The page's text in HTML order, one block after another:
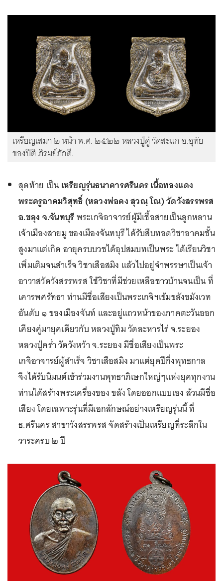
เหรียญเสมา ๒ หน้า พ.ศ. ๒๕๒๒ หลวงปู่ดู่ วัดสะแก อ.อุทัย
ของปิติ ภิรมย์ภักดี.
สุดท้าย เป็น เหรียญรุ่นธนาคารศรีนคร เนื้อทองแดง
พระครูอาคมวิสุทธิ์ (หลวงพ่อคง สุวณฺ โณ) วัดวังสรรพรส
อ.ขลุง จ.จันทบุรีพระเกจิอาจารย์ผู้มีเชื้อสายเป็นลูกหลาน
เจ้าเมืองสายมู ของเมืองจันทบุรี ได้รับสืบทอดวิชาอาคมชั้น
สูงมาแต่เกิด อายุครบบวชได้อุปสมบทเป็นพระ ได้เรียนวิชา
เพิ่มเติมจนสำเร็จ วิชาเสือสมิง แล้วไปอยู่จำพรรษาเป็นเจ้า
อาวาสวัดวังสรรพรส ใช้วิชาที่มีช่วยเหลือชาวบ้านจนเป็น ที่
เคารพศรัทธา ท่านมีชื่อเสียงเป็นพระเกจิฯเข้มขลังขมังเวท
อันดับ ๑ ของเมืองจันท์ และอยู่แถวหน้าของภาคตะวันออก
เคียงคู่มายุคเดียวกับ หลวงปู่ทิม วัดละหารไร่ จ.ระยอง
หลวงปู่คร่ำ วัดวังหว้า จ.ระยอง มีชื่อเสียงเป็นพระ
เกจิอาจารย์ผู้สำเร็จ วิชาเสือสมิง มาแต่ยุคปีกึ่งพุทธกาล
จึงได้รับนิมนต์เข้าร่วมงานพุทธาภิเษกใหญ่ๆแห่งยุคทุกงาน
ท่านได้สร้างพระเครื่องของ ขลัง โดยออกแบบเอง ล้วนมีชื่อ
เสียง โดยเฉพาะรุ่นที่มีเอกลักษณ์อย่างเหรียญรุ่นนี้ ที่
ธ.ศรีนคร สาขาวังสรรพรส จัดสร้างเป็นเหรียญที่ระลึกใน
วาระครบ ๒ ปี